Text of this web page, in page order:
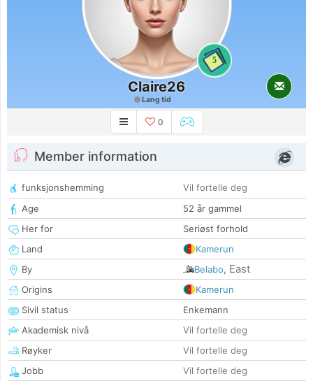
5
Claire26
Lang tid
0
Member information
funksjonshemming
Vil fortelle deg
Age
52 år gammel
Her for
Seriøst forhold
Land
Kamerun
By
Belabo, East
Origins
Kamerun
Sivil status
Enkemann
Akademisk nivå
Vil fortelle deg
Røyker
Vil fortelle deg
Jobb
Vil fortelle deg